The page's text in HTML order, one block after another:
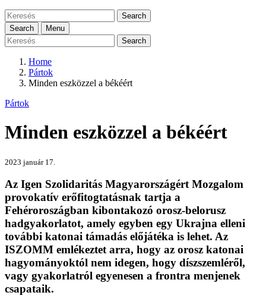
Search
Search
Menu
Search
Home
Pártok
Minden eszközzel a békéért
Pártok
Minden eszközzel a békéért
2023 január 17.
Az Igen Szolidaritás Magyarországért Mozgalom
provokatív erőfitogtatásnak tartja a
Fehéroroszágban kibontakozó orosz-belorusz
hadgyakorlatot, amely egyben egy Ukrajna elleni
további katonai támadás előjátéka is lehet. Az
ISZOMM emlékeztet arra, hogy az orosz katonai
hagyományoktól nem idegen, hogy díszszemléről,
vagy gyakorlatról egyenesen a frontra menjenek
csapataik.